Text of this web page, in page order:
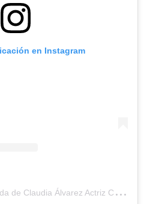
en Instagram
U
na publicación compartida de Claudia Álvarez Actriz Cuba (@claudialvarez.actriz)